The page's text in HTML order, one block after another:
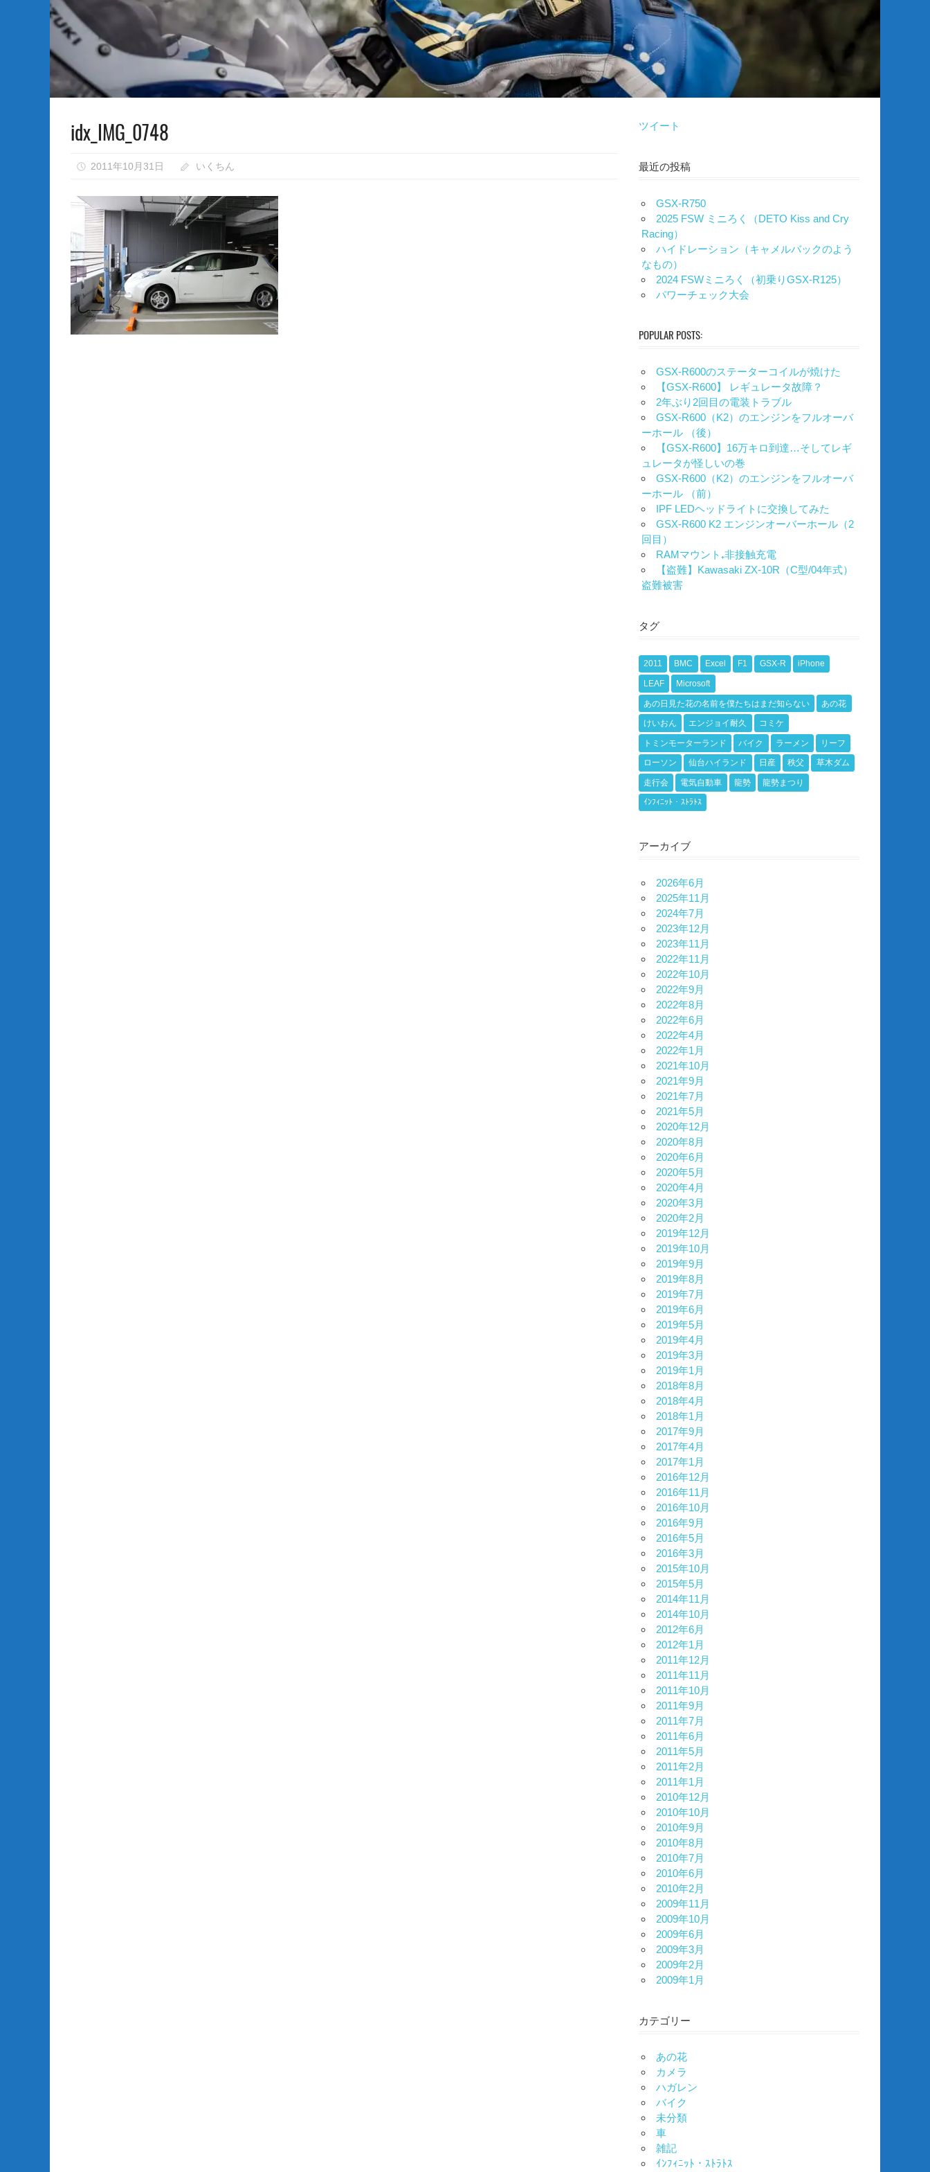
な
い）
idx_IMG_0748
2011年10月31日 いくちん
ツイート
最近の投稿
GSX-R750
2025 FSW ミニろく（DETO Kiss and Cry
Racing）
ハイドレーション（キャメルバックのよう
なもの）
2024 FSWミニろく（初乗りGSX-R125）
パワーチェック大会
POPULAR POSTS:
GSX-R600のステーターコイルが焼けた
【GSX-R600】 レギュレータ故障？
2年ぶり2回目の電装トラブル
GSX-R600（K2）のエンジンをフルオーバ
ーホール （後）
【GSX-R600】16万キロ到達…そしてレギ
ュレータが怪しいの巻
GSX-R600（K2）のエンジンをフルオーバ
ーホール （前）
IPF LEDヘッドライトに交換してみた
GSX-R600 K2 エンジンオーバーホール（2
回目）
RAMマウント₊非接触充電
【盗難】Kawasaki ZX-10R（C型/04年式）
盗難被害
タグ
2011 BMC Excel F1 GSX-R iPhone
LEAF Microsoft
あの日見た花の名前を僕たちはまだ知らない あの花
けいおん エンジョイ耐久 コミケ
トミンモーターランド バイク ラーメン リーフ
ローソン 仙台ハイランド 日産 秩父 草木ダム
走行会 電気自動車 龍勢 龍勢まつり
ｲﾝﾌｨﾆｯﾄ・ｽﾄﾗﾄｽ
アーカイブ
2026年6月
2025年11月
2024年7月
2023年12月
2023年11月
2022年11月
2022年10月
2022年9月
2022年8月
2022年6月
2022年4月
2022年1月
2021年10月
2021年9月
2021年7月
2021年5月
2020年12月
2020年8月
2020年6月
2020年5月
2020年4月
2020年3月
2020年2月
2019年12月
2019年10月
2019年9月
2019年8月
2019年7月
2019年6月
2019年5月
2019年4月
2019年3月
2019年1月
2018年8月
2018年4月
2018年1月
2017年9月
2017年4月
2017年1月
2016年12月
2016年11月
2016年10月
2016年9月
2016年5月
2016年3月
2015年10月
2015年5月
2014年11月
2014年10月
2012年6月
2012年1月
2011年12月
2011年11月
2011年10月
2011年9月
2011年7月
2011年6月
2011年5月
2011年2月
2011年1月
2010年12月
2010年10月
2010年9月
2010年8月
2010年7月
2010年6月
2010年2月
2009年11月
2009年10月
2009年6月
2009年3月
2009年2月
2009年1月
カテゴリー
あの花
カメラ
ハガレン
バイク
未分類
車
雑記
ｲﾝﾌｨﾆｯﾄ・ｽﾄﾗﾄｽ